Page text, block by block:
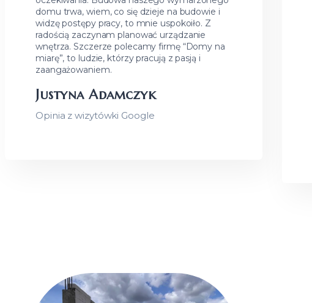
domu trwa, wiem, co się dzieje na budowie i
widzę postępy pracy, to mnie uspokoiło. Z
radością zaczynam planować urządzanie
wnętrza. Szczerze polecamy firmę “Domy na
miarę”, to ludzie, którzy pracują z pasją i
zaangażowaniem.
Justyna Adamczyk
Opinia z wizytówki Google